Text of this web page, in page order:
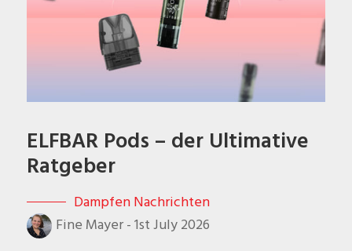
ELFBAR Pods – der Ultimative
Ratgeber
Dampfen Nachrichten
Fine Mayer- 1st July 2026